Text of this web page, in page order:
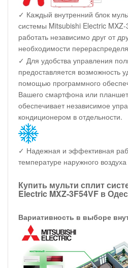
✓ Каждый внутренний блок
системы Mitsubishi Electric
работать независимо друг от
необходимости
✓ Для удобства управления
предоставляется возможность
помощью программного
Вашего смартфона или
обеспечивает независимое
кондиционером в отдельности.
✓ Надежная и эффективная
температуре наружного
Купить мульти сплит
Electric MXZ-3F54VF в
Вариативность в выборе